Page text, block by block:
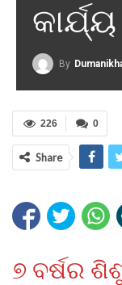
କାର୍ଯ୍ୟ
By
0
226
Share
୭ ବର୍ଷର